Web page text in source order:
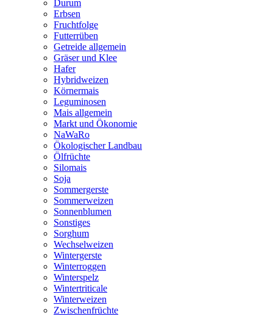
Durum
Erbsen
Fruchtfolge
Futterrüben
Getreide allgemein
Gräser und Klee
Hafer
Hybridweizen
Körnermais
Leguminosen
Mais allgemein
Markt und Ökonomie
NaWaRo
Ökologischer Landbau
Ölfrüchte
Silomais
Soja
Sommergerste
Sommerweizen
Sonnenblumen
Sonstiges
Sorghum
Wechselweizen
Wintergerste
Winterroggen
Winterspelz
Wintertriticale
Winterweizen
Zwischenfrüchte